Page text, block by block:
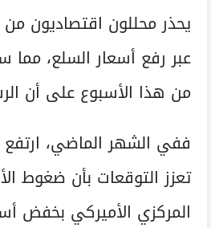
يحذر محللون اقتصاديون
عبر رفع أسعار السلع،
من هذا الأسبوع على أن
ففي الشهر الماضي، ارتفع
تعزز التوقعات بأن ضغوط
المركزي الأميركي بخفض